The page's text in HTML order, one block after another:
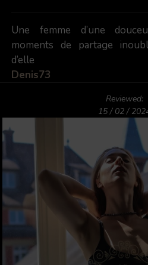
Une femme d’une
moments de partage
d’elle
Denis73
Reviewed:
15 / 02 /